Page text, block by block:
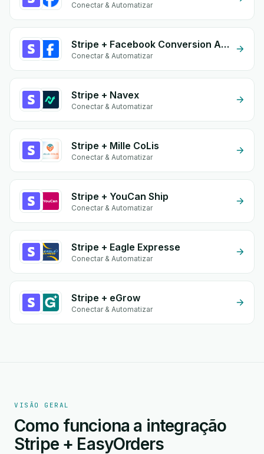
Conectar & Automatizar
Stripe + Facebook Conversion API (CAPI)
Conectar & Automatizar
Stripe + Navex
Conectar & Automatizar
Stripe + Mille CoLis
Conectar & Automatizar
Stripe + YouCan Ship
Conectar & Automatizar
Stripe + Eagle Expresse
Conectar & Automatizar
Stripe + eGrow
Conectar & Automatizar
VISÃO GERAL
Como funciona a integração
Stripe + EasyOrders